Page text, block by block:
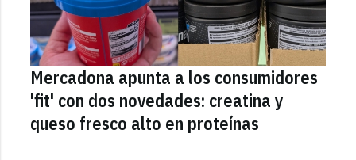
Mercadona apunta a los consumidores
'fit' con dos novedades: creatina y
queso fresco alto en proteínas